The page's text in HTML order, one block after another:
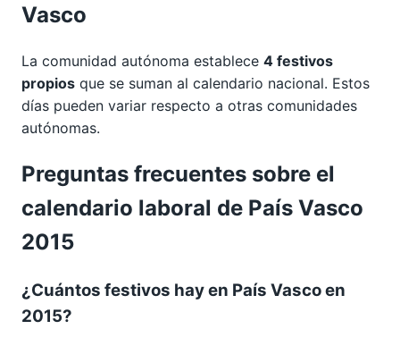
Vasco
La comunidad autónoma establece 4 festivos
propios que se suman al calendario nacional. Estos
días pueden variar respecto a otras comunidades
autónomas.
Preguntas frecuentes sobre el
calendario laboral de País Vasco
2015
¿Cuántos festivos hay en País Vasco en
2015?